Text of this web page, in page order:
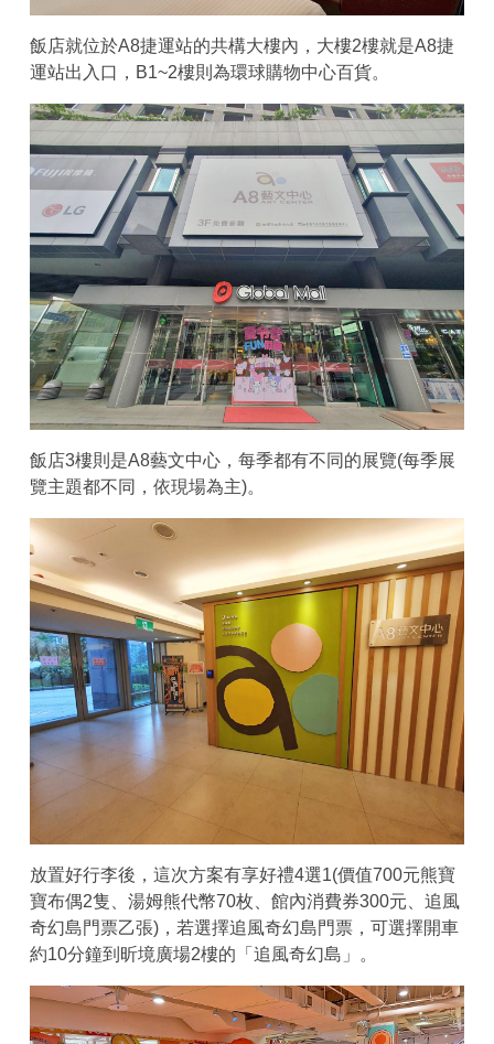
飯店就位於A8捷運站的共構大樓內，大樓2樓就是A8捷
運站出入口，B1~2樓則為環球購物中心百貨。
飯店3樓則是A8藝文中心，每季都有不同的展覽(每季展
覽主題都不同，依現場為主)。
放置好行李後，這次方案有享好禮4選1(價值700元熊寶
寶布偶2隻、湯姆熊代幣70枚、館內消費券300元、追風
奇幻島門票乙張)，若選擇追風奇幻島門票，可選擇開車
約10分鐘到昕境廣場2樓的「追風奇幻島」。